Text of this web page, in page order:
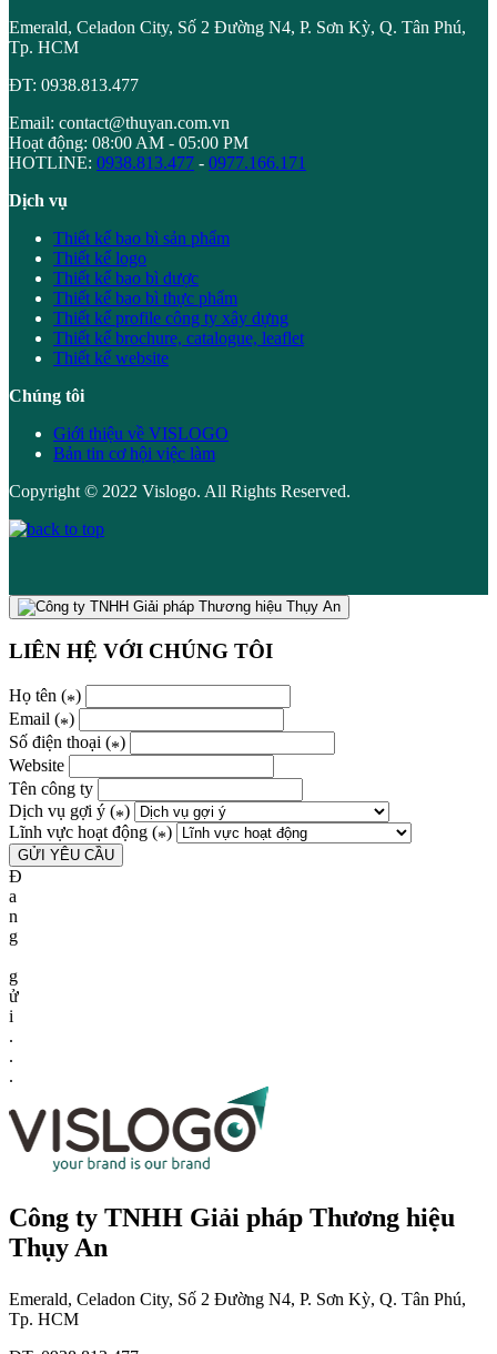
Emerald, Celadon City, Số 2 Đường N4, P. Sơn Kỳ, Q. Tân Phú,
Tp. HCM
ĐT: 0938.813.477
Email: contact@thuyan.com.vn
Hoạt động: 08:00 AM - 05:00 PM
HOTLINE: 0938.813.477 - 0977.166.171
Dịch vụ
Thiết kế bao bì sản phẩm
Thiết kế logo
Thiết kế bao bì dược
Thiết kế bao bì thực phẩm
Thiết kế profile công ty xây dựng
Thiết kế brochure, catalogue, leaflet
Thiết kế website
Chúng tôi
Giới thiệu về VISLOGO
Bản tin cơ hội việc làm
Copyright © 2022 Vislogo. All Rights Reserved.
LIÊN HỆ VỚI CHÚNG TÔI
Họ tên (*)
Email (*)
Số điện thoại (*)
Website
Tên công ty
Dịch vụ gợi ý (*)
Lĩnh vực hoạt động (*)
Đ
a
n
g
g
ử
i
.
.
.
Công ty TNHH Giải pháp Thương hiệu
Thụy An
Emerald, Celadon City, Số 2 Đường N4, P. Sơn Kỳ, Q. Tân Phú,
Tp. HCM